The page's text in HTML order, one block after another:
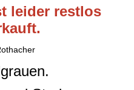
leider restlos